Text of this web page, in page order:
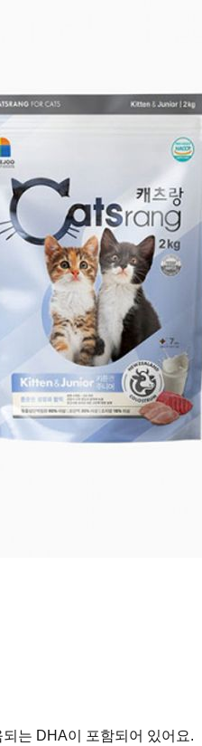
는 DHA이 포함되어 있어요.